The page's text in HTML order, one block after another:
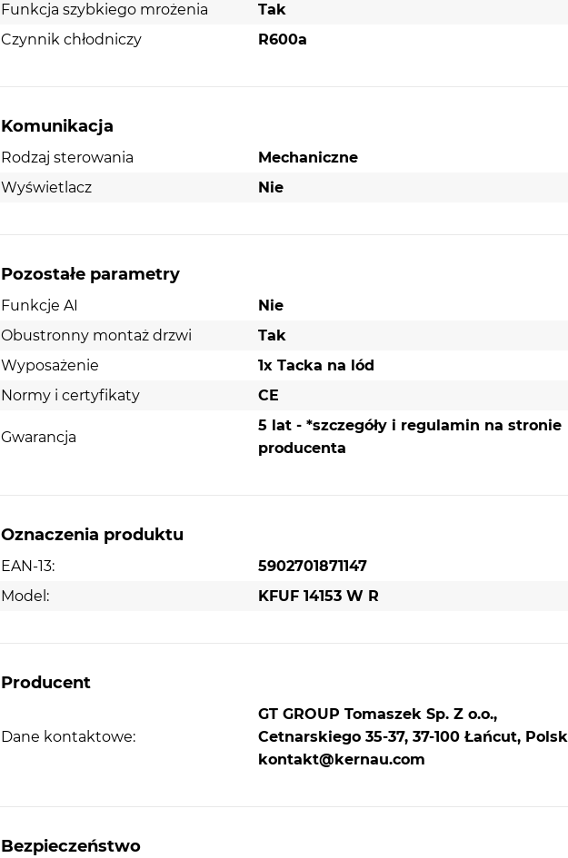
Funkcja szybkiego mrożenia
Tak
Czynnik chłodniczy
R600a
Komunikacja
Rodzaj sterowania
Mechaniczne
Wyświetlacz
Nie
Pozostałe parametry
Funkcje AI
Nie
Obustronny montaż drzwi
Tak
Wyposażenie
1x Tacka na lód
Normy i certyfikaty
CE
Gwarancja
5 lat - *szczegóły i regulamin na stronie
producenta
Oznaczenia produktu
EAN-13:
5902701871147
Model:
KFUF 14153 W R
Producent
Dane kontaktowe:
GT GROUP Tomaszek Sp. Z o.o.,
Cetnarskiego 35-37, 37-100 Łańcut,
kontakt@kernau.com
Bezpieczeństwo